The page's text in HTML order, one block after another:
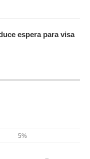
espera para visa
5%